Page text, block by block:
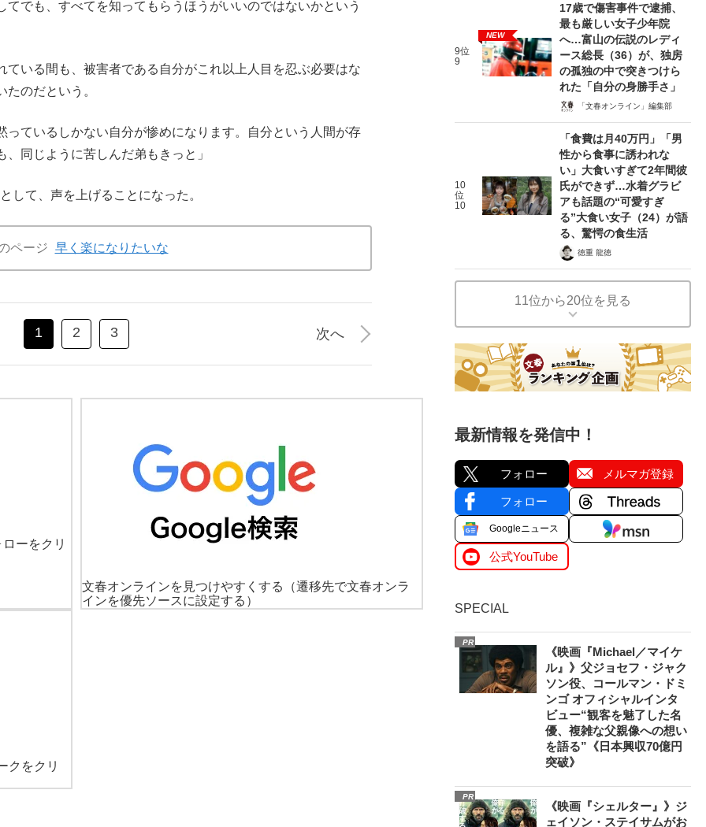
でも、すべてを知ってもらうほうがいいのではないかという
いる間も、被害者である自分がこれ以上人目を忍ぶ必要はな
のだという。
っているしかない自分が惨めになります。自分という人間が存
同じように苦しんだ弟もきっと」
て、声を上げることになった。
ページ 早く楽になりたいな
1 2 3 次へ
ーをクリ
文春オンラインを見つけやすくする
（遷移先で文春オンラ
インを優先ソースに設定する）
クをクリ
9位
9
NEW
17歳で傷害事件で逮捕、
最も厳しい女子少年院
へ…富山の伝説のレディ
ース総長（36）が、独房
の孤独の中で突きつけら
れた「自分の身勝手さ」
「文春オンライン」編集部
10
位
10
「食費は月40万円」「男
性から食事に誘われな
い」大食いすぎて2年間彼
氏ができず…水着グラビ
アも話題の“可愛すぎ
る”大食い女子（24）が語
る、驚愕の食生活
徳重 龍徳
11位から20位を見る
最新情報を発信中！
フォロー メルマガ登録
フォロー
Googleニュース
公式YouTube
SPECIAL
PR
《映画『Michael／マイケ
ル』》父ジョセフ・ジャク
ソン役、コールマン・ドミ
ンゴ オフィシャルインタ
ビュー“観客を魅了した名
優、複雑な父親像への想い
を語る”《日本興収70億円
突破》
PR
《映画『シェルター』》ジ
ェイソン・ステイサムがお